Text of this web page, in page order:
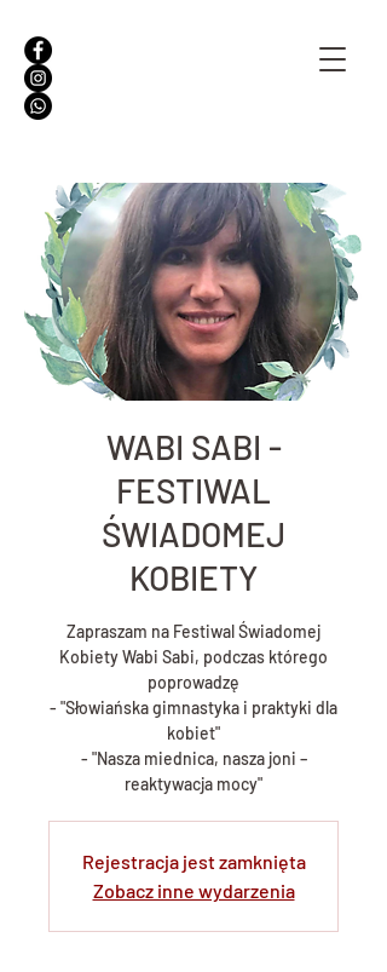
WABI SABI -
FESTIWAL
ŚWIADOMEJ
KOBIETY
Zapraszam na Festiwal Świadomej
Kobiety Wabi Sabi, podczas którego
poprowadzę
- "Słowiańska gimnastyka i praktyki dla
kobiet"
- "Nasza miednica, nasza joni –
reaktywacja mocy"
Rejestracja jest zamknięta
Zobacz inne wydarzenia